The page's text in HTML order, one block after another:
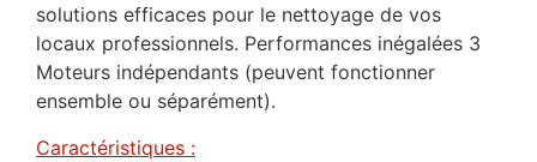
solutions efficaces pour le nettoyage de vos
locaux professionnels. Performances inégalées 3
Moteurs indépendants (peuvent fonctionner
ensemble ou séparément).
Caractéristiques :